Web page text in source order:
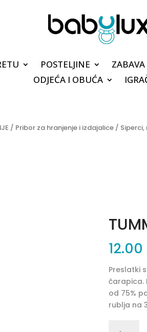
POSTELJINE ZABAVA
ODJEĆA I OBUĆA
/ Pribor za hranjenje i izdajalice /
12.00
Preslatki
čarapica.
od 75%
rublja na